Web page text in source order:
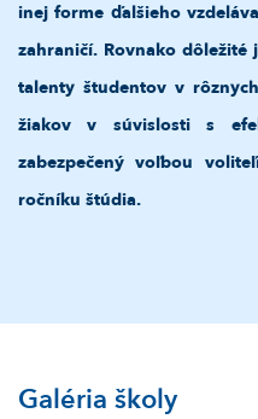
inej forme ďalšieho
zahraničí. Rovnako
talenty študentov v
žiakov v súvislosti s
zabezpečený voľbou
ročníku štúdia.
Galéria školy